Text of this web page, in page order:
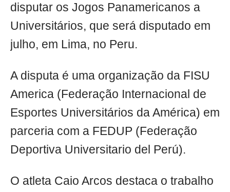
disputar os Jogos Panamericanos a
Universitários, que será disputado em
julho, em Lima, no Peru.
A disputa é uma organização da FISU
America (Federação Internacional de
Esportes Universitários da América) em
parceria com a FEDUP (Federação
Deportiva Universitario del Perú).
O atleta Caio Arcos destaca o trabalho